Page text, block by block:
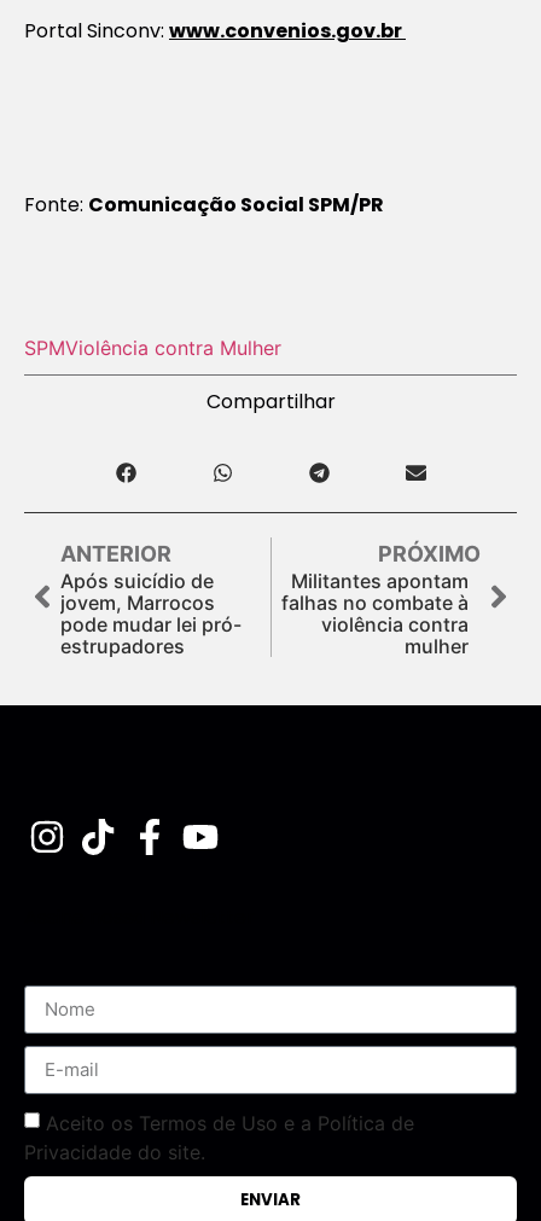
Portal Sinconv: www.convenios.gov.br
Fonte: Comunicação Social SPM/PR
SPMViolência contra Mulher
Compartilhar
ANTERIOR
Após suicídio de
jovem, Marrocos
pode mudar lei pró-
estrupadores
PRÓXIMO
Militantes apontam
falhas no combate à
violência contra
mulher
Aceito os Termos de Uso e a Política de
Privacidade do site.
ENVIAR